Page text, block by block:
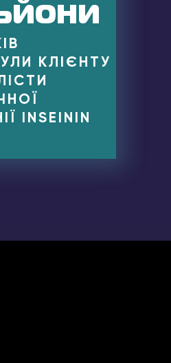
КЛІЄНТУ
INSEININ